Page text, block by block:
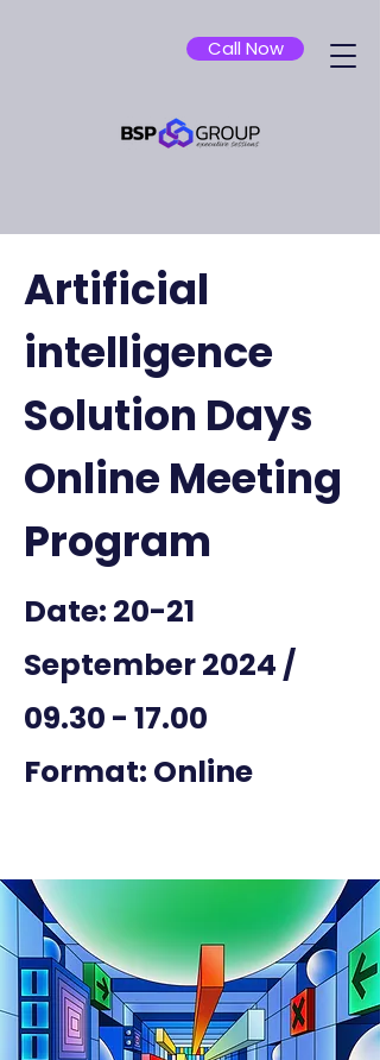
Call Now
Artificial
intelligence
Solution Days
Online Meeting
Program
Date: 20-21
September 2024 /
09.30 - 17.00
Format: Online